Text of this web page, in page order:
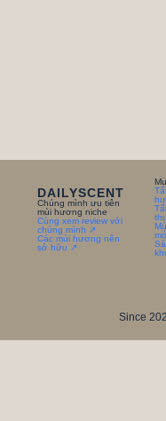
DAILYSCENT
Chúng mình ưu tiên
mùi hương niche
Cùng xem review với
chúng mình ↗
Các mùi hương nên
sở hữu ↗
Since